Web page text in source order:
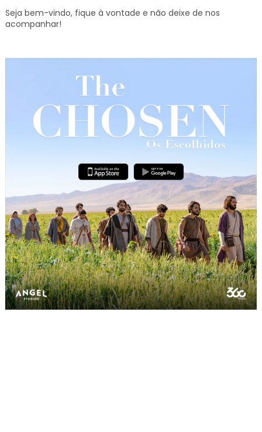
Seja bem-vindo, fique à vontade e não deixe de nos
acompanhar!